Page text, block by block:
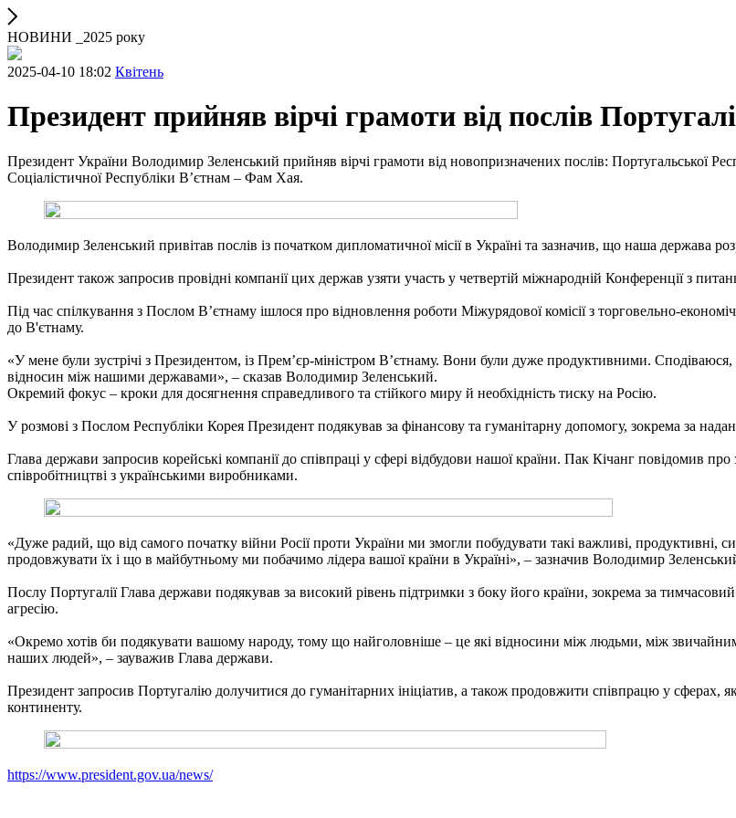
НОВИНИ _2025 року
2025-04-10 18:02 Квітень
Президент прийняв вірчі грамоти від послів
Президент України Володимир Зеленський прийняв вірчі грамоти від новопризначених послів: Португальської
Соціалістичної Республіки В’єтнам – Фам Хая.
Володимир Зеленський привітав послів із початком дипломатичної місії в Україні та зазначив, що наша держава
Президент також запросив провідні компанії цих держав узяти участь у четвертій міжнародній Конференції з
Під час спілкування з Послом Вʼєтнаму ішлося про відновлення роботи Міжурядової комісії з торговельно-
до В'єтнаму.
«У мене були зустрічі з Президентом, із Премʼєр-міністром Вʼєтнаму. Вони були дуже продуктивними.
відносин між нашими державами», – сказав Володимир Зеленський.
Окремий фокус – кроки для досягнення справедливого та стійкого миру й необхідність тиску на Росію.
У розмові з Послом Республіки Корея Президент подякував за фінансову та гуманітарну допомогу, зокрема за
Глава держави запросив корейські компанії до співпраці у сфері відбудови нашої країни. Пак Кічанг повідомив
співробітництві з українськими виробниками.
«Дуже радий, що від самого початку війни Росії проти України ми змогли побудувати такі важливі,
продовжувати їх і що в майбутньому ми побачимо лідера вашої країни в Україні», – зазначив Володимир
Послу Португалії Глава держави подякував за високий рівень підтримки з боку його країни, зокрема за
агресію.
«Окремо хотів би подякувати вашому народу, тому що найголовніше – це які відносини між людьми, між
наших людей», – зауважив Глава держави.
Президент запросив Португалію долучитися до гуманітарних ініціатив, а також продовжити співпрацю у сферах,
континенту.
https://www.president.gov.ua/news/